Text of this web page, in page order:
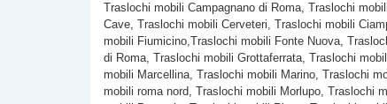
Traslochi mobili Campagnano di Roma, Traslochi
Cave, Traslochi mobili Cerveteri, Traslochi mobili
mobili Fiumicino,Traslochi mobili Fonte Nuova,
di Roma, Traslochi mobili Grottaferrata, Traslochi
mobili Marcellina, Traslochi mobili Marino, Traslochi
mobili roma nord, Traslochi mobili Morlupo, Traslochi